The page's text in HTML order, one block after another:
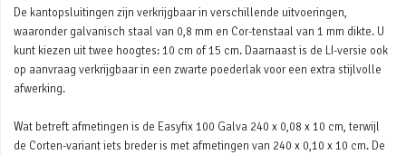
De kantopsluitingen zijn verkrijgbaar in verschillende uitvoeringen,
waaronder galvanisch staal van 0,8 mm en Cor-tenstaal van 1 mm dikte. U
kunt kiezen uit twee hoogtes: 10 cm of 15 cm. Daarnaast is de LI-versie ook
op aanvraag verkrijgbaar in een zwarte poederlak voor een extra stijlvolle
afwerking.
Wat betreft afmetingen is de Easyfix 100 Galva 240 x 0,08 x 10 cm, terwijl
de Corten-variant iets breder is met afmetingen van 240 x 0,10 x 10 cm. De